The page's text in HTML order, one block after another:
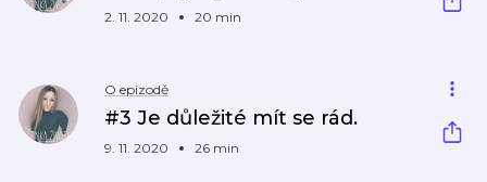
2. 11. 2020 20 min
O epizodě
#3 Je důležité mít se rád.
9. 11. 2020 26 min